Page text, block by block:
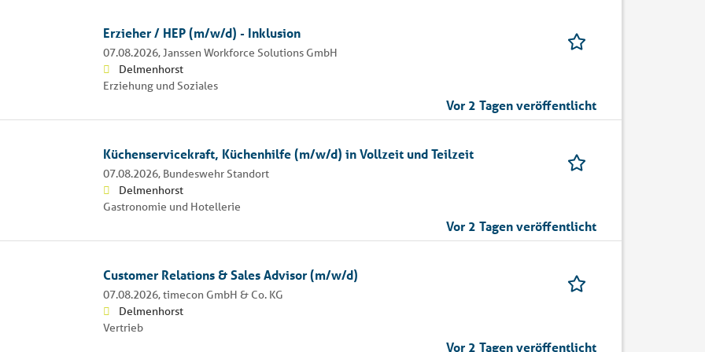
Erzieher / HEP (m/w/d) - Inklusion
07.08.2026, Janssen Workforce Solutions GmbH
Delmenhorst
Erziehung und Soziales
Vor 2 Tagen veröffentlicht
Küchenservicekraft, Küchenhilfe (m/w/d) in Vollzeit und Teilzeit
07.08.2026, Bundeswehr Standort
Delmenhorst
Gastronomie und Hotellerie
Vor 2 Tagen veröffentlicht
Customer Relations & Sales Advisor (m/w/d)
07.08.2026,timecon GmbH & Co. KG
Delmenhorst
Vertrieb
Vor 2 Tagen veröffentlicht